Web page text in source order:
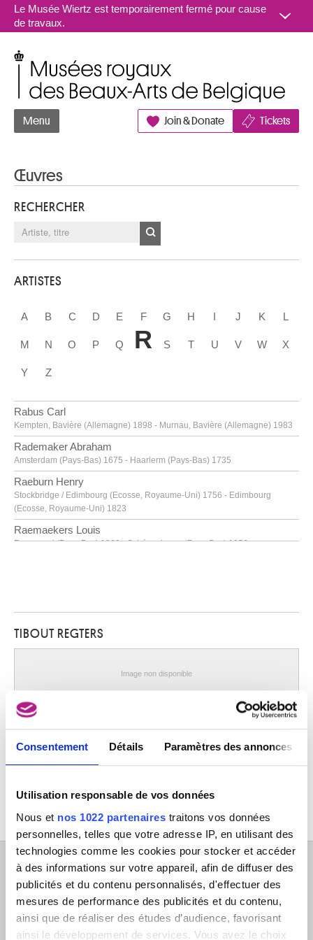
Consentement Détails Paramètres des annonces
Utilisation responsable de vos données
Nous et nos 1022 partenaires traitons vos données
personnelles, telles que votre adresse IP, en utilisant des
technologies comme les cookies pour stocker et accéder
à des informations sur votre appareil, afin de diffuser des
publicités et du contenu personnalisés, d'effectuer des
mesures de performance des publicités et du contenu,
ainsi que de réaliser des études d’audience, favorisant
ainsi le développement de services. Vous avez le choix
Aller au contenu
Le Musée Wiertz est temporairement fermé pour cause
de travaux.
Menu Join & Donate Tickets
Œuvres
RECHERCHER
ARTISTES
A B C D E F G H I J K L
M N O P Q R S T U V W X
Y Z
Rabus Carl
Kempten, Bavière (Allemagne) 1898 - Murnau, Bavière (Allemagne) 1983
Rademaker Abraham
Amsterdam (Pays-Bas) 1675 - Haarlerm (Pays-Bas) 1735
Raeburn Henry
Stockbridge / Edimbourg (Ecosse, Royaume-Uni) 1756 - Edimbourg
(Ecosse, Royaume-Uni) 1823
Raemaekers Louis
Roermond (Pays-Bas) 1869 - Schéveningue (Pays-Bas) 1956
seconde moitié XVIe siècle
Raffaëlli Jean-François
Paris (France) 1850 - 1924
Ramah Henri-François
Saint-Josse-ten-Noode / Bruxelles 1887 - 1947
Ransonnet Jean-Pierre
Lierneux / Liège 1944
Baulers / Nivelles 1910 - Jumet / Charleroi 1991
Raphaël
Urbino (Italie) 1483 - Rome (Italie) 1520
Rapin Maurice
Paris (France) 1927 - ? 2000
Rassenfosse Armand
Liège 1862 - 1934
Rau Marcel
TIBOUT REGTERS
Image non disponible
Visite chez une dessinatrice
À PROPOS DES MUSÉES
FAQ I Foire aux questions
Infos pratiques
Recherche
La bibliothèque